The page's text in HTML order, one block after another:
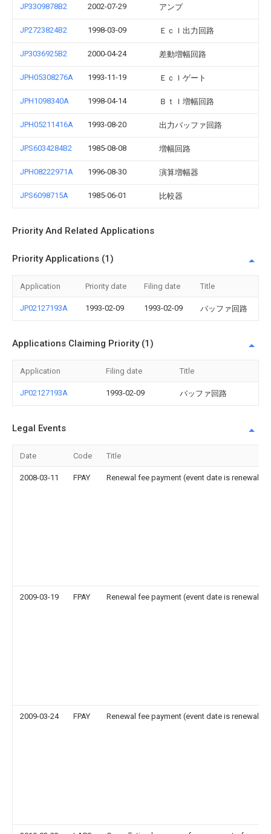
JP3309878B2 2002-07-29 アンプ
JP2723824B2 1998-03-09 Ｅｃｌ出力回路
JP3036925B2 2000-04-24 差動増幅回路
JPH05308276A 1993-11-19 Ｅｃｌゲート
JPH1098340A 1998-04-14 Ｂｔｌ増幅回路
JPH05211416A 1993-08-20 出力バッファ回路
JPS6034284B2 1985-08-08 増幅回路
JPH08222971A 1996-08-30 演算増幅器
JPS6098715A 1985-06-01 比較器
Priority And Related Applications
Priority Applications (1)
Application Priority date Filing date Title
JP02127193A 1993-02-09 1993-02-09 バッファ回路
Applications Claiming Priority (1)
Application Filing date Title
JP02127193A 1993-02-09 バッファ回路
Legal Events
Date Code Title
2008-03-11 FPAY Renewal fee payment (event date is renewal
2009-03-19 FPAY Renewal fee payment (event date is renewal
2009-03-24 FPAY Renewal fee payment (event date is renewal